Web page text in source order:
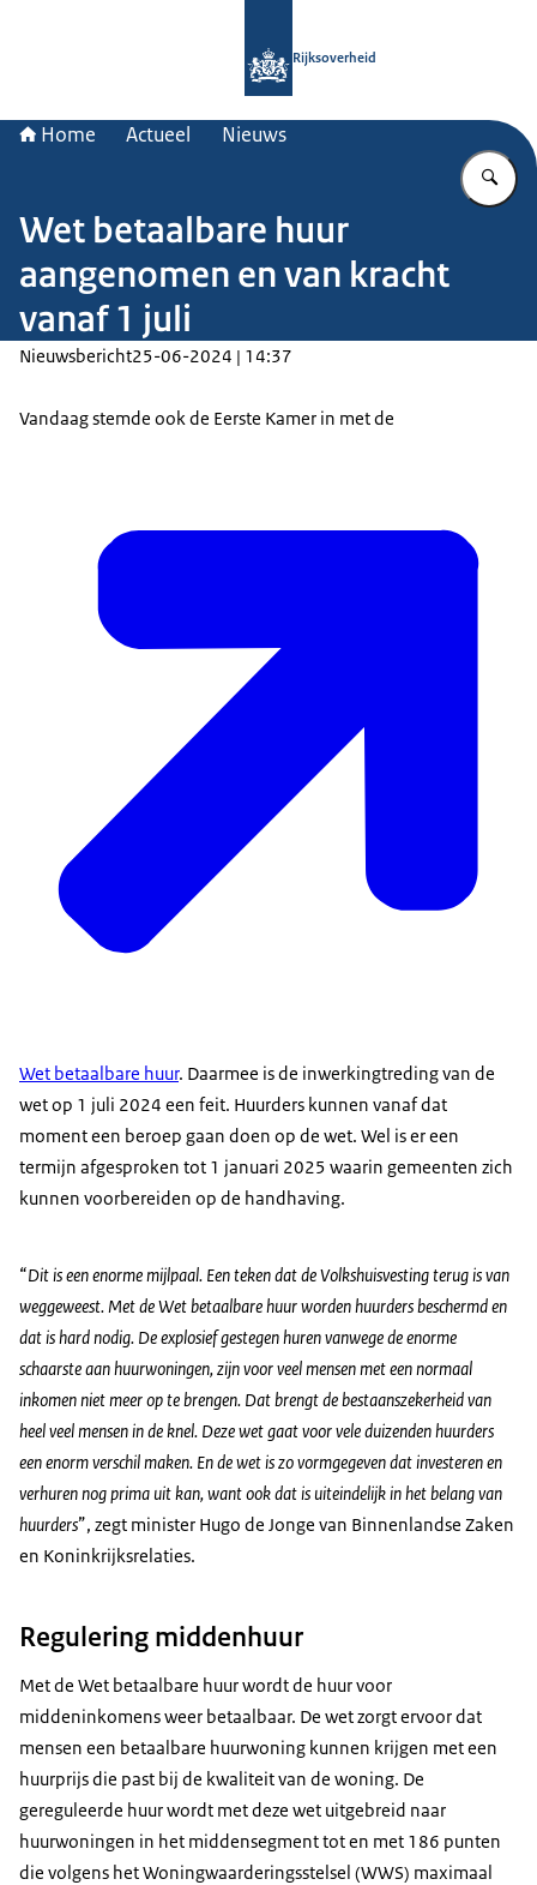
Rijksoverheid
Home Actueel Nieuws
Wet betaalbare huur
aangenomen en van kracht
vanaf 1 juli
Nieuwsbericht25-06-2024 | 14:37
Vandaag stemde ook de Eerste Kamer in met de
Wet betaalbare huur. Daarmee is de inwerkingtreding van de
wet op 1 juli 2024 een feit. Huurders kunnen vanaf dat
moment een beroep gaan doen op de wet. Wel is er een
termijn afgesproken tot 1 januari 2025 waarin gemeenten zich
kunnen voorbereiden op de handhaving.
“Dit is een enorme mijlpaal. Een teken dat de Volkshuisvesting terug is van
weggeweest. Met de Wet betaalbare huur worden huurders beschermd en
dat is hard nodig. De explosief gestegen huren vanwege de enorme
schaarste aan huurwoningen, zijn voor veel mensen met een normaal
inkomen niet meer op te brengen. Dat brengt de bestaanszekerheid van
heel veel mensen in de knel. Deze wet gaat voor vele duizenden huurders
een enorm verschil maken. En de wet is zo vormgegeven dat investeren en
verhuren nog prima uit kan, want ook dat is uiteindelijk in het belang van
huurders”, zegt minister Hugo de Jonge van Binnenlandse Zaken
en Koninkrijksrelaties.
Regulering middenhuur
Met de Wet betaalbare huur wordt de huur voor
middeninkomens weer betaalbaar. De wet zorgt ervoor dat
mensen een betaalbare huurwoning kunnen krijgen met een
huurprijs die past bij de kwaliteit van de woning. De
gereguleerde huur wordt met deze wet uitgebreid naar
huurwoningen in het middensegment tot en met 186 punten
die volgens het Woningwaarderingsstelsel (WWS) maximaal